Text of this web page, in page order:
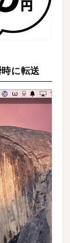
に転送